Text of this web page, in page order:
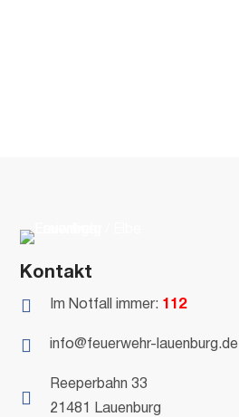
Kontakt
 Im Notfall immer: 112
 info@feuerwehr-lauenburg.de

Reeperbahn 33
21481 Lauenburg